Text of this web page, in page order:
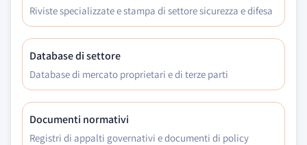
Riviste specializzate e stampa di settore sicurezza e difesa
Database di settore
Database di mercato proprietari e di terze parti
Documenti normativi
Registri di appalti governativi e documenti di policy